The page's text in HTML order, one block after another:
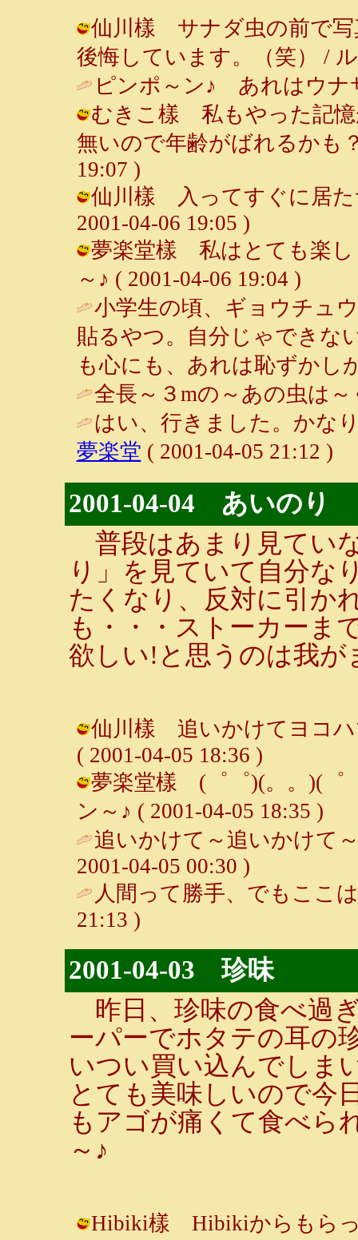
仙川樣 サナダ虫の前で写
後悔しています。（笑） /
ピンポ～ン♪ あれはウ
むきこ樣 私もやった記憶
無いので年齢がばれるかも
19:07 )
仙川樣 入ってすぐに居た
2001-04-06 19:05 )
夢楽堂樣 私はとても楽し
～♪ ( 2001-04-06 19:04 )
小学生の頃、ギョウチュ
貼るやつ。自分じゃできな
も心にも、あれは恥ずかし
全長～３mの～あの虫は
はい、行きました。かな
夢楽堂 ( 2001-04-05 21:12 )
2001-04-04 あいのり
普段はあまり見てい
り」を見ていて自分な
たくなり、反対に引か
も・・・ストーカーま
欲しい!と思うのは我が
仙川樣 追いかけてヨコハ
( 2001-04-05 18:36 )
夢楽堂樣 (゜゜)(。。)(゜
ン～♪ ( 2001-04-05 18:35 )
追いかけて～追いかけて
2001-04-05 00:30 )
人間って勝手、でもここ
21:13 )
2001-04-03 珍味
昨日、珍味の食べ過
ーパーでホタテの耳の
いつい買い込んでしま
とても美味しいので今
もアゴが痛くて食べら
～♪
Hibiki樣 Hibikiからもらっ